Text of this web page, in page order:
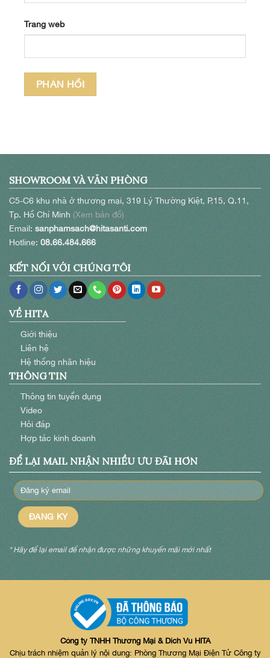
Trang web
SHOWROOM VÀ VĂN PHÒNG
C5-C6 khu nhà ở thương mại, 319 Lý Thường Kiệt, P.15, Q.11,
Tp. Hồ Chí Minh(Xem bản đồ)
Email:sanphamsach@hitasanti.com
Hotline:08.66.484.666
KẾT NỐI VỚI CHÚNG TÔI
VỀ HITA
Giới thiệu
Liên hệ
Hệ thống nhãn hiệu
THÔNG TIN
Thông tin tuyển dụng
Video
Hỏi đáp
Hợp tác kinh doanh
ĐỂ LẠI MAIL NHẬN NHIỀU ƯU ĐÃI HƠN
* Hãy để lại email để nhận được những khuyến mãi mới nhất
Công ty TNHH Thương Mại & Dịch Vụ HITA
Chịu trách nhiệm quản lý nội dung: Phòng Thương Mại Điện Tử Công ty